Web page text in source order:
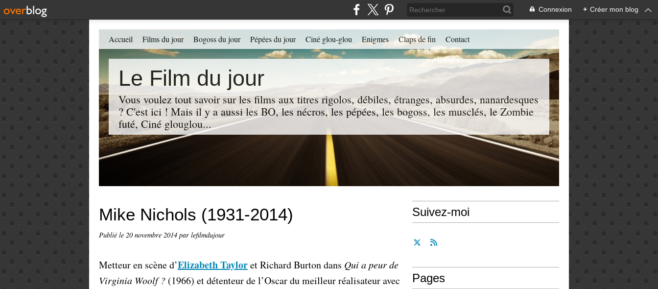
Connexion + Créer mon blog
Le Film du jour
Vous voulez tout savoir sur les films aux titres rigolos, débiles, étranges, absurdes, nanardesques
? C'est ici ! Mais il y a aussi les BO, les nécros, les pépées, les bogoss, les musclés, le Zombie
futé, Ciné glouglou...
Accueil Films du jour Bogoss du jour Pépées du jour Ciné glou-glou Enigmes Claps de fin Contact
Mike Nichols (1931-2014)
Publié le 20 novembre 2014 par lefilmdujour
Metteur en scène d’Elizabeth Tayloret Richard Burton dans Qui a peur de
Virginia Woolf ? (1966) et détenteur de l’Oscar du meilleur réalisateur avec
Suivez-moi
Pages